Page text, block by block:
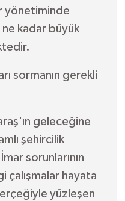
yönetiminde
kadar büyük
sormanın gerekli
geleceğine
şehircilik
sorunlarının
çalışmalar hayata
yüzleşen